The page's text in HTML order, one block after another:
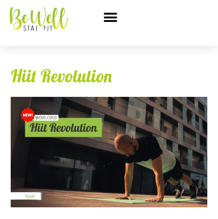
Hiit Revolution